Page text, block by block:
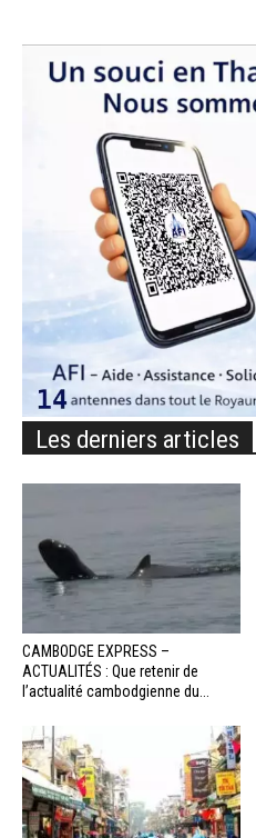
Les derniers articles
CAMBODGE EXPRESS –
ACTUALITÉS : Que retenir de
l’actualité cambodgienne du...